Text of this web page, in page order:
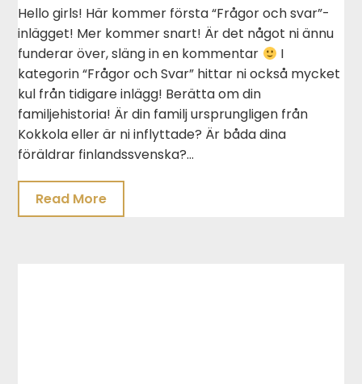
Hello girls! Här kommer första “Frågor och svar”-
inlägget! Mer kommer snart! Är det något ni ännu
funderar över, släng in en kommentar
I
kategorin “Frågor och Svar” hittar ni också mycket
kul från tidigare inlägg! Berätta om din
familjehistoria! Är din familj ursprungligen från
Kokkola eller är ni inflyttade? Är båda dina
föräldrar finlandssvenska?…
Read More